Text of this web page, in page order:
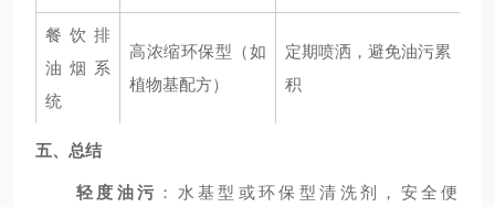
餐饮排
油烟系
统
高浓缩环保型（如
植物基配方）
定期喷洒，避免油污累
积
五、总结
轻度油污 ：水基型或环保型清洗剂，安全便